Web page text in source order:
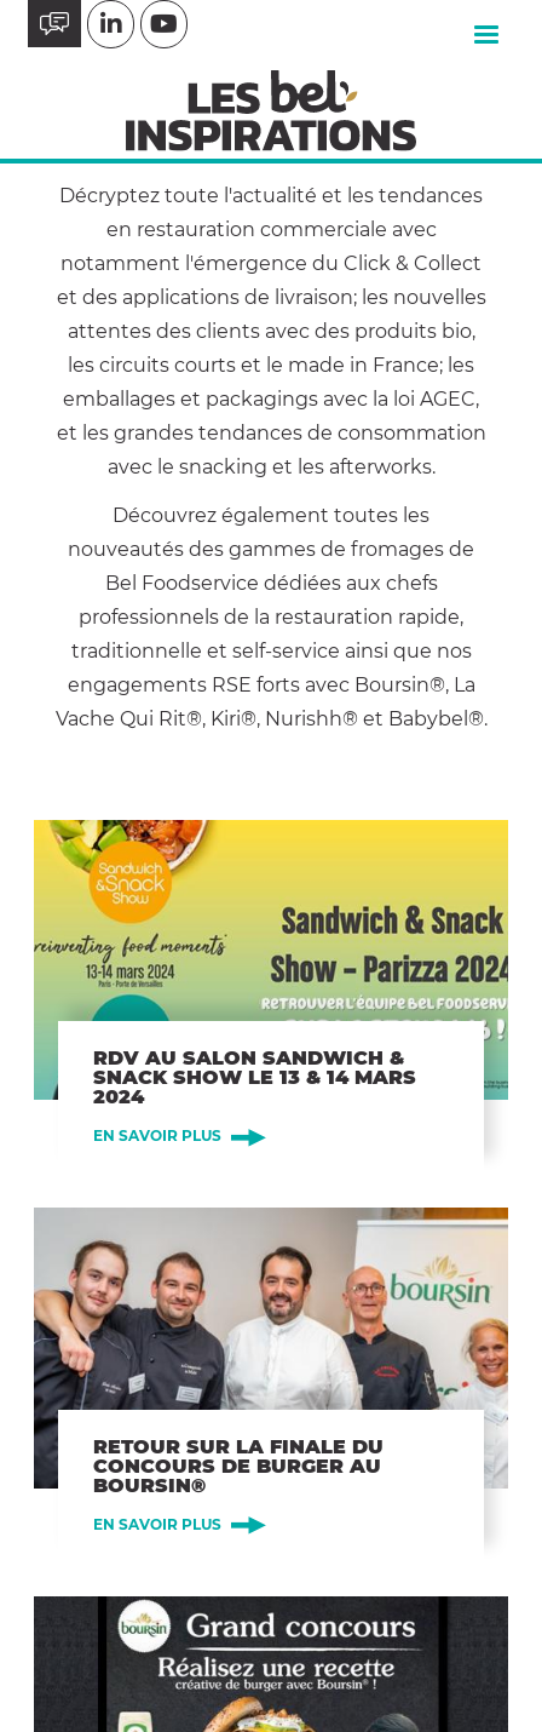
Aller
Décryptez toute l'actualité et les tendances
en restauration commerciale avec
notamment l'émergence du Click & Collect
et des applications de livraison; les nouvelles
attentes des clients avec des produits bio,
les circuits courts et le made in France; les
emballages et packagings avec la loi AGEC,
et les grandes tendances de consommation
avec le snacking et les afterworks.
Découvrez également toutes les
nouveautés des gammes de fromages de
Bel Foodservice dédiées aux chefs
professionnels de la restauration rapide,
traditionnelle et self-service ainsi que nos
engagements RSE forts avec Boursin®, La
Vache Qui Rit®, Kiri®, Nurishh® et Babybel®.
RDV AU SALON SANDWICH &
SNACK SHOW LE 13 & 14 MARS
2024
EN SAVOIR PLUS
RETOUR SUR LA FINALE DU
CONCOURS DE BURGER AU
BOURSIN®
EN SAVOIR PLUS